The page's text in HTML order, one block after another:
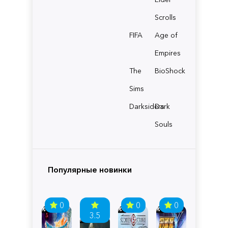
Scrolls
FIFA
Age of
Empires
The
Sims
BioShock
Darksiders
Dark
Souls
Популярные новинки
0
3.5
0 0